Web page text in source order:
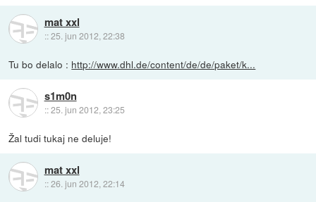
mat xxl
::25. jun 2012, 22:38
Tu bo delalo : http://www.dhl.de/content/de/de/paket/k...
s1m0n
::25. jun 2012, 23:25
Žal tudi tukaj ne deluje!
mat xxl
::26. jun 2012, 22:14